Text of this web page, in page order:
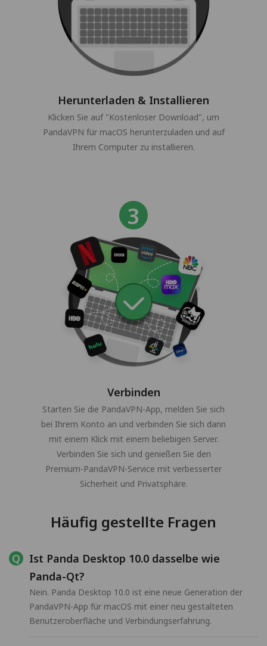
Herunterladen & Installieren
Klicken Sie auf "Kostenloser Download", um
PandaVPN für macOS herunterzuladen und auf
Ihrem Computer zu installieren.
Verbinden
Starten Sie die PandaVPN-App, melden Sie sich
bei Ihrem Konto an und verbinden Sie sich dann
mit einem Klick mit einem beliebigen Server.
Verbinden Sie sich und genießen Sie den
Premium-PandaVPN-Service mit verbesserter
Sicherheit und Privatsphäre.
Häufig gestellte Fragen
Ist Panda Desktop 10.0 dasselbe wie
Panda-Qt?
Nein. Panda Desktop 10.0 ist eine neue Generation der
PandaVPN-App für macOS mit einer neu gestalteten
Benutzeroberfläche und Verbindungserfahrung.